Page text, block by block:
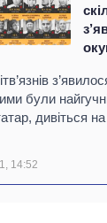
були
дивіться
14:52